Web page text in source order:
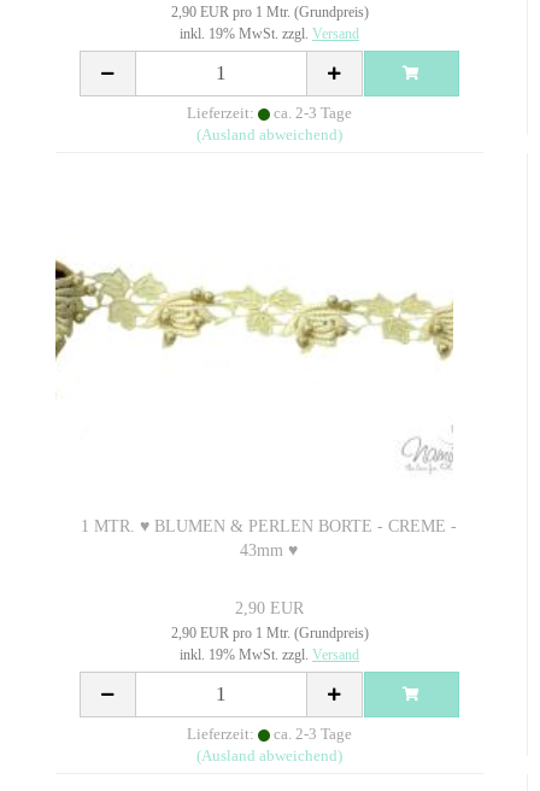
2,90 EUR pro 1 Mtr. (Grundpreis)
inkl. 19% MwSt. zzgl. Versand
Lieferzeit:
ca. 2-3 Tage
(Ausland abweichend)
1 MTR. ♥ BLUMEN & PERLEN BORTE - CREME -
43mm ♥
2,90 EUR
2,90 EUR pro 1 Mtr. (Grundpreis)
inkl. 19% MwSt. zzgl. Versand
Lieferzeit:
ca. 2-3 Tage
(Ausland abweichend)